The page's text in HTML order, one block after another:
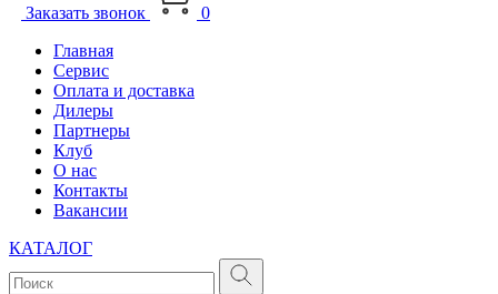
Заказать звонок
0
Главная
Сервис
Оплата и доставка
Дилеры
Партнеры
Клуб
О нас
Контакты
Вакансии
КАТАЛОГ